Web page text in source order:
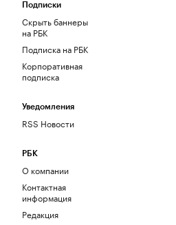
Подписки
Скрыть баннеры
на РБК
Подписка на РБК
Корпоративная
подписка
Уведомления
RSS Новости
РБК
О компании
Контактная
информация
Редакция